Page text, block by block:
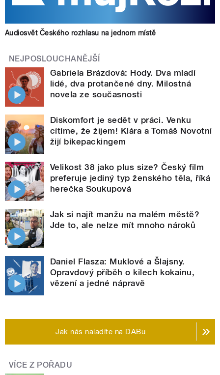
Audiosvět Českého rozhlasu na jednom místě
NEJPOSLOUCHANĚJŠÍ
Gabriela Brázdová: Hody. Dva mladí
lidé, dva protančené dny. Milostná
novela ze současnosti
Diskomfort je sedět v práci. Venku
cítíme, že žijem! Klára a Tomáš Novotní
žijí bikepackingem
Velikost 38 jako plus size? Český film
preferuje jediný typ ženského těla, říká
herečka Soukupová
Jak si najít manžu na malém městě?
Jde to, ale nelze mít mnoho nároků
Daniel Flasza: Muklové a Šlajsny.
Opravdový příběh o kilech kokainu,
vězení a jedné nápravě
Jak nás naladíte na DABu
VÍCE Z POŘADU